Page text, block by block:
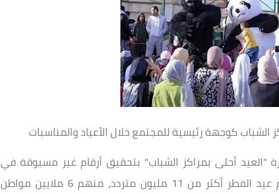
كوجهة رئيسية للمجتمع خلال الأعياد والمناسبات
"العيد أحلى بمراكز الشباب" بتحقيق أرقام غير مسبوقة في
الإقبال، حيث استقبلت المراكز على مدار أيام عيد الفطر أكثر من 11 مليون متردد، منهم 6 ملايين مواطن